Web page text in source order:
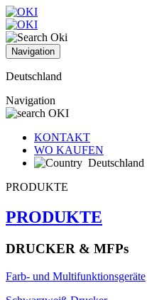
Navigation
Deutschland
Navigation
KONTAKT
WO KAUFEN
Deutschland
PRODUKTE
PRODUKTE
DRUCKER & MFPs
Farb- und Multifunktionsgeräte